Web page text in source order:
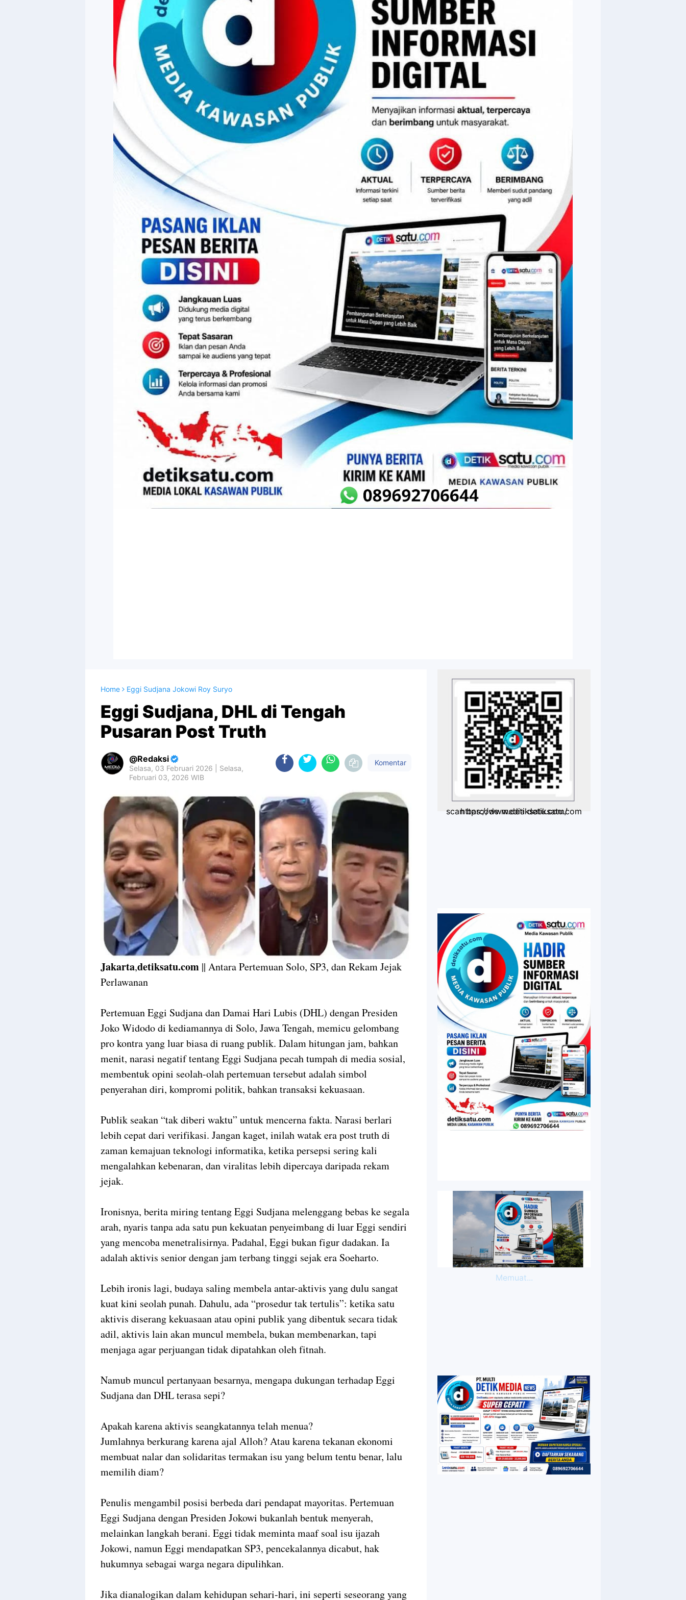
Home Eggi Sudjana Jokowi Roy Suryo
Eggi Sudjana, DHL di Tengah
Pusaran Post Truth
Redaksi
Selasa, 03 Februari 2026 | Selasa,
Februari 03, 2026 WIB
Komentar
Jakarta,detiksatu.com || Antara Pertemuan Solo, SP3, dan Rekam Jejak
Perlawanan
Pertemuan Eggi Sudjana dan Damai Hari Lubis (DHL) dengan Presiden
Joko Widodo di kediamannya di Solo, Jawa Tengah, memicu gelombang
pro kontra yang luar biasa di ruang publik. Dalam hitungan jam, bahkan
menit, narasi negatif tentang Eggi Sudjana pecah tumpah di media sosial,
membentuk opini seolah-olah pertemuan tersebut adalah simbol
penyerahan diri, kompromi politik, bahkan transaksi kekuasaan.
Publik seakan “tak diberi waktu” untuk mencerna fakta. Narasi berlari
lebih cepat dari verifikasi. Jangan kaget, inilah watak era post truth di
zaman kemajuan teknologi informatika, ketika persepsi sering kali
mengalahkan kebenaran, dan viralitas lebih dipercaya daripada rekam
jejak.
Ironisnya, berita miring tentang Eggi Sudjana melenggang bebas ke segala
arah, nyaris tanpa ada satu pun kekuatan penyeimbang di luar Eggi sendiri
yang mencoba menetralisirnya. Padahal, Eggi bukan figur dadakan. Ia
adalah aktivis senior dengan jam terbang tinggi sejak era Soeharto.
Lebih ironis lagi, budaya saling membela antar-aktivis yang dulu sangat
kuat kini seolah punah. Dahulu, ada “prosedur tak tertulis”: ketika satu
aktivis diserang kekuasaan atau opini publik yang dibentuk secara tidak
adil, aktivis lain akan muncul membela, bukan membenarkan, tapi
menjaga agar perjuangan tidak dipatahkan oleh fitnah.
Namub muncul pertanyaan besarnya, mengapa dukungan terhadap Eggi
Sudjana dan DHL terasa sepi?
Apakah karena aktivis seangkatannya telah menua?
Jumlahnya berkurang karena ajal Alloh? Atau karena tekanan ekonomi
membuat nalar dan solidaritas termakan isu yang belum tentu benar, lalu
memilih diam?
Penulis mengambil posisi berbeda dari pendapat mayoritas. Pertemuan
Eggi Sudjana dengan Presiden Jokowi bukanlah bentuk menyerah,
melainkan langkah berani. Eggi tidak meminta maaf soal isu ijazah
Jokowi, namun Eggi mendapatkan SP3, pencekalannya dicabut, hak
hukumnya sebagai warga negara dipulihkan.
Jika dianalogikan dalam kehidupan sehari-hari, ini seperti seseorang yang
scan barcode media detiksatu.com https://www.detiksatu.com/
Memuat...